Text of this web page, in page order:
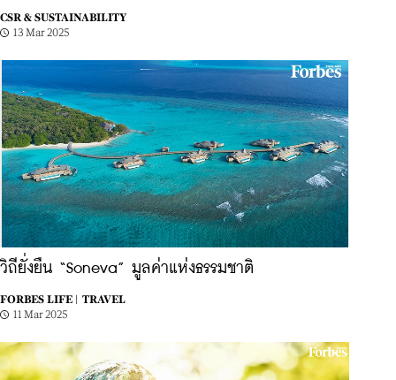
CSR & SUSTAINABILITY
13 Mar 2025
วิถียั่งยืน “Soneva” มูลค่าแห่งธรรมชาติ
FORBES LIFE |
TRAVEL
11 Mar 2025